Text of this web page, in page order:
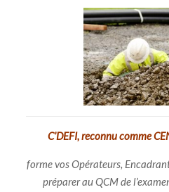
C’DEFI, reconnu comme
forme vos Opérateurs,
préparer au QCM de